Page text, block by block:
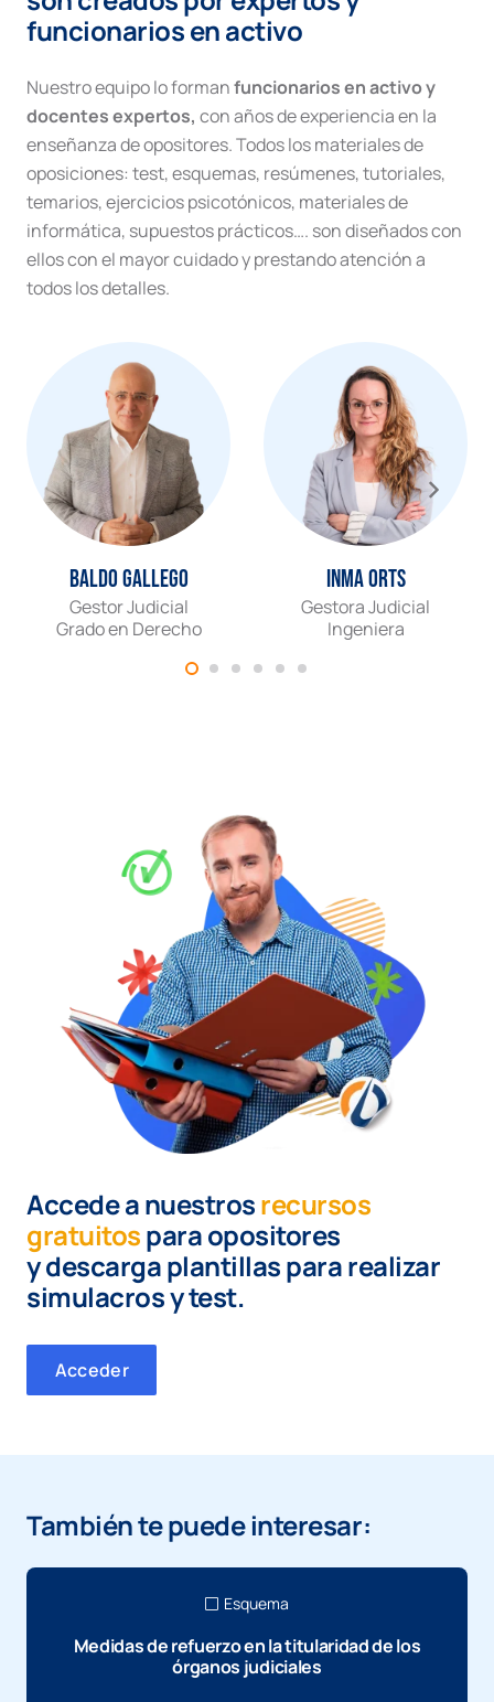
funcionarios en activo
Nuestro equipo lo formanfuncionarios en activo y
docentes expertos, con años de experiencia en la
enseñanza de opositores. Todos los materiales de
oposiciones: test, esquemas, resúmenes, tutoriales,
temarios, ejercicios psicotónicos, materiales de
informática, supuestos prácticos…. son diseñados con
ellos con el mayor cuidado y prestando atención a
todos los detalles.
Baldo Gallego
Gestor Judicial
Grado en Derecho
Inma Orts
Gestora Judicial
Ingeniera
Accede a nuestrosrecursos
gratuitospara opositores
ydescarga plantillas para realizar
simulacros y test.
Acceder
También te puede interesar:
Esquema
Medidas de refuerzo en la titularidad de los
órganos judiciales